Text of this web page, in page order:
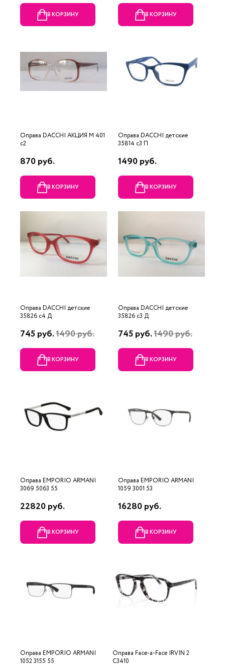
В КОРЗИНУ В КОРЗИНУ
Оправа DACCHI АКЦИЯ М 401
c2
870 руб.
В КОРЗИНУ
Оправа DACCHI детские
35814 c3 П
1490 руб.
В КОРЗИНУ
Оправа DACCHI детские
35826 c4 Д
745 руб.1490 руб.
В КОРЗИНУ
Оправа DACCHI детские
35826 c3 Д
745 руб.1490 руб.
В КОРЗИНУ
Оправа EMPORIO ARMANI
3069 5063 55
22820 руб.
В КОРЗИНУ
Оправа EMPORIO ARMANI
1059 3001 53
16280 руб.
В КОРЗИНУ
Оправа EMPORIO ARMANI
1052 3155 55
Оправа Face-a-Face IRVIN 2
C3410